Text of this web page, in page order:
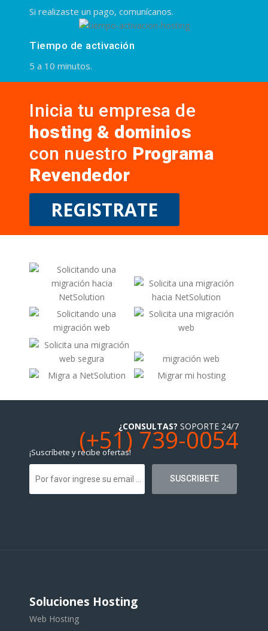
Si realizaste un pago, comunícanos.
Tiempo de activación
5 a 10 minutos.
Inicia tu empresa de
hosting & dominios
con nuestro Programa
Revendedor
REGISTRATE
¿CONSULTAS? SOPORTE 24/7
(+51) 739-0054
¡Suscríbete y recibe ofertas!
Soluciones Hosting
Web Hosting